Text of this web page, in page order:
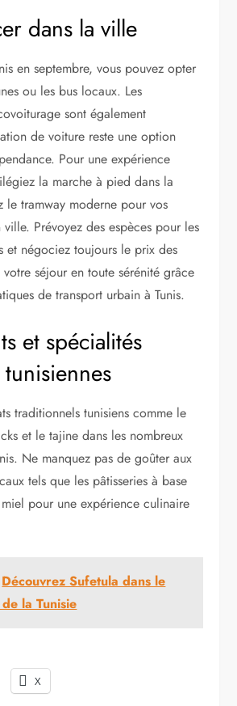
dans la ville
en septembre, vous pouvez opter
ou les bus locaux. Les
sont également
de voiture reste une option
Pour une expérience
la marche à pied dans la
le tramway moderne pour vos
Prévoyez des espèces pour les
et négociez toujours le prix des
séjour en toute sérénité grâce
de transport urbain à Tunis.
et spécialités
traditionnels tunisiens comme le
et le tajine dans les nombreux
Ne manquez pas de goûter aux
tels que les pâtisseries à base
miel pour une expérience culinaire
Découvrez Sufetula dans le
la Tunisie
X